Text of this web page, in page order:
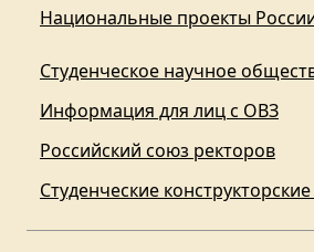
Национальные проекты
Студенческое научное
Информация для лиц с ОВЗ
Российский союз ректоров
Студенческие